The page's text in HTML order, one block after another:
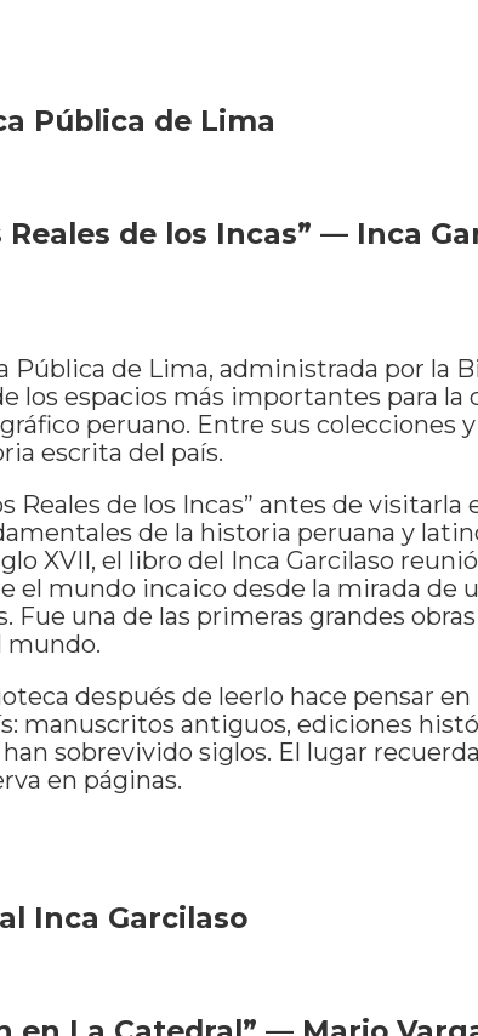
Pública de Lima
de los Incas” — Inca
Pública de Lima, administrada por la
los espacios más importantes para la
peruano. Entre sus colecciones y
escrita del país.
Reales de los Incas” antes de visitarla
de la historia peruana y
XVII, el libro del Inca Garcilaso
el mundo incaico desde la mirada de
Fue una de las primeras grandes
mundo.
después de leerlo hace pensar
manuscritos antiguos, ediciones
sobrevivido siglos. El lugar
en páginas.
Inca Garcilaso